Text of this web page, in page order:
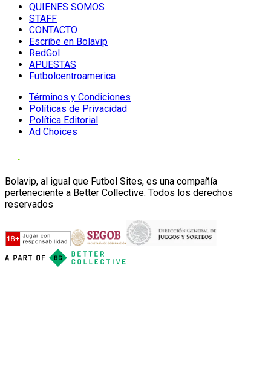
QUIENES SOMOS
STAFF
CONTACTO
Escribe en Bolavip
RedGol
APUESTAS
Futbolcentroamerica
Términos y Condiciones
Políticas de Privacidad
Política Editorial
Ad Choices
Bolavip, al igual que Futbol Sites, es una compañía
perteneciente a Better Collective. Todos los derechos
reservados